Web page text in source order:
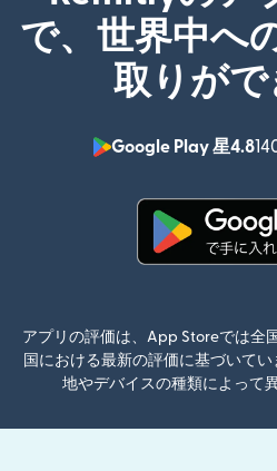
で、世界中へ
取りがで
Google Play 星4.8
アプリの評価は、App Storeでは全
国における最新の評価に基づいて
地やデバイスの種類によって